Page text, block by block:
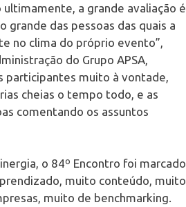
a grande avaliação é
das pessoas das quais a
no clima do próprio evento”,
do Grupo APSA,
participantes muito à vontade,
cheias o tempo todo, e as
comentando os assuntos
o 84º Encontro foi marcado
muito conteúdo, muito
muito de benchmarking.